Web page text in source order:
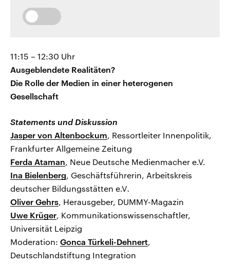
11:15 – 12:30 Uhr
Ausgeblendete Realitäten?
Die Rolle der Medien in einer heterogenen
Gesellschaft
Statements und Diskussion
Jasper von Altenbockum, Ressortleiter Innenpolitik,
Frankfurter Allgemeine Zeitung
Ferda Ataman, Neue Deutsche Medienmacher e.V.
Ina Bielenberg, Geschäftsführerin, Arbeitskreis
deutscher Bildungsstätten e.V.
Oliver Gehrs, Herausgeber, DUMMY-Magazin
Uwe Krüger, Kommunikationswissenschaftler,
Universität Leipzig
Moderation: Gonca Türkeli-Dehnert,
Deutschlandstiftung Integration